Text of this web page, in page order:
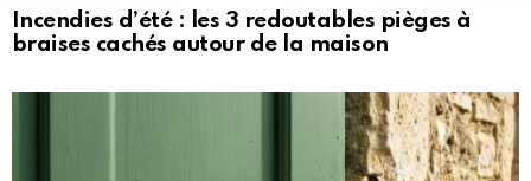
Incendies d’été : les 3 redoutables pièges à
braises cachés autour de la maison